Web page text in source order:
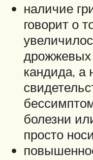
наличие
говорит о
дрожжевых
кандида, а
болезни
просто